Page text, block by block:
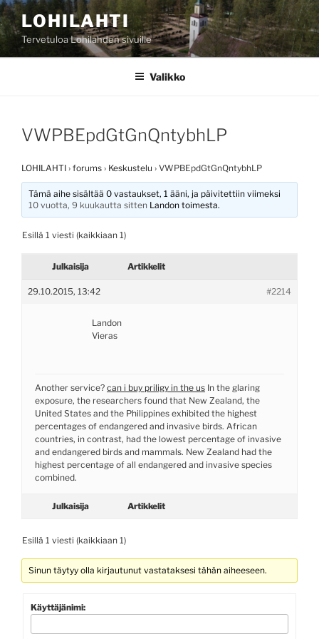
Siirry
sisältöönLOHILAHTI
Tervetuloa Lohilahden sivuille
Valikko
VWPBEpdGtGnQntybhLP
LOHILAHTI › forums › Keskustelu › VWPBEpdGtGnQntybhLP
Tämä aihe sisältää 0 vastaukset, 1 ääni, ja päivitettiin viimeksi
10 vuotta, 9 kuukautta sitten Landon toimesta.
Esillä 1 viesti (kaikkiaan 1)
Julkaisija Artikkelit
29.10.2015, 13:42 #2214
Landon
Vieras
Another service? can i buy priligy in the us In the glaring
exposure, the researchers found that New Zealand, the
United States and the Philippines exhibited the highest
percentages of endangered and invasive birds. African
countries, in contrast, had the lowest percentage of invasive
and endangered birds and mammals. New Zealand had the
highest percentage of all endangered and invasive species
combined.
Julkaisija Artikkelit
Esillä 1 viesti (kaikkiaan 1)
Sinun täytyy olla kirjautunut vastataksesi tähän aiheeseen.
Käyttäjänimi: